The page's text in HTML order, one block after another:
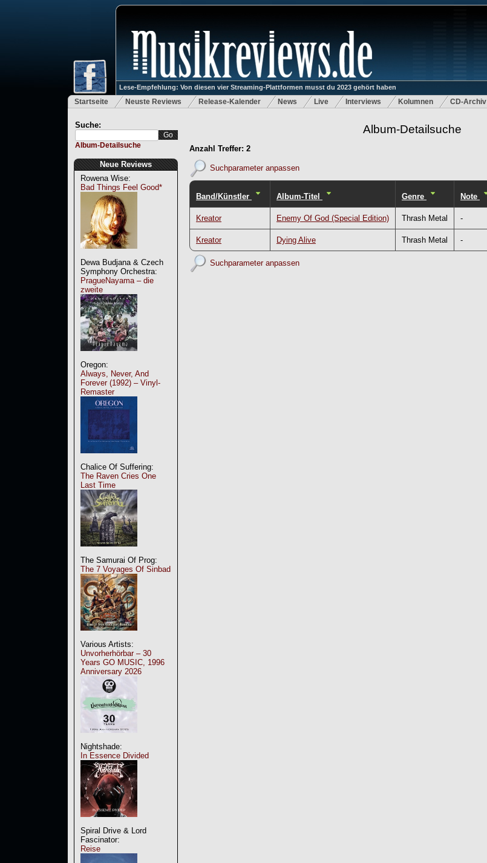
Lese-Empfehlung: Von diesen vier Streaming-Plattformen musst du 2023 gehört haben
Startseite Neuste Reviews Release-Kalender News Live Interviews Kolumnen CD-Archiv
Suche:
Album-Detailsuche
Neue Reviews
Rowena Wise:
Bad Things Feel Good*
Dewa Budjana & Czech
Symphony Orchestra:
PragueNayama – die
zweite
Oregon:
Always, Never, And
Forever (1992) – Vinyl-
Remaster
Chalice Of Suffering:
The Raven Cries One
Last Time
The Samurai Of Prog:
The 7 Voyages Of Sinbad
Various Artists:
Unvorherhörbar – 30
Years GO MUSIC, 1996
Anniversary 2026
Nightshade:
In Essence Divided
Spiral Drive & Lord
Fascinator:
Reise
Album-Detailsuche
Anzahl Treffer: 2
Suchparameter anpassen
Band/Künstler Album-Titel Genre Note
Kreator Enemy Of God (Special Edition) Thrash Metal -
Kreator Dying Alive Thrash Metal -
Suchparameter anpassen